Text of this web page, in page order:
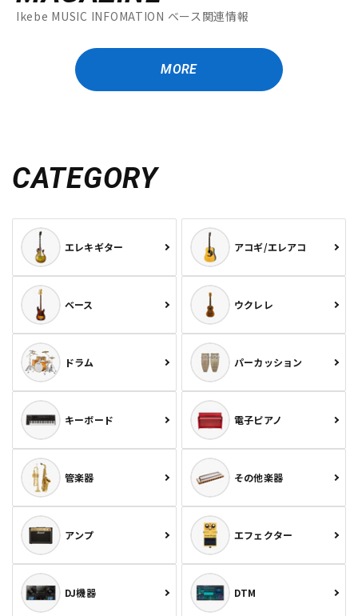
Ikebe MUSIC INFOMATION ベース関連情報
MORE
CATEGORY
エレキギター アコギ/エレアコ
ベース ウクレレ
ドラム パーカッション
キーボード 電子ピアノ
管楽器 その他楽器
アンプ エフェクター
DJ機器 DTM